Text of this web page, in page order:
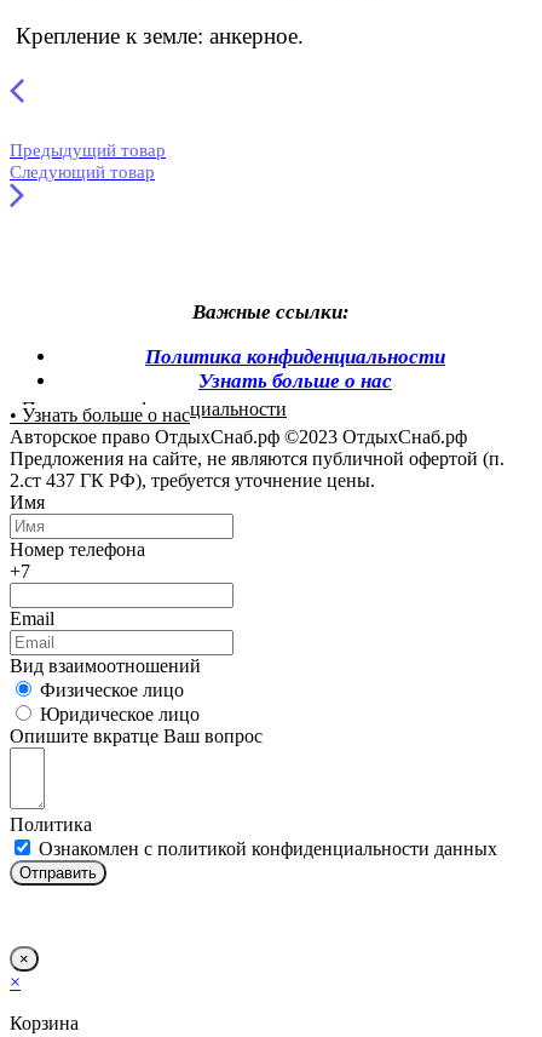
Крепление к земле: анкерное.
Предыдущий товар
Следующий товар
Важные ссылки:
Политика конфиденциальности
Узнать больше о нас
• Политика конфиденциальности
• Узнать больше о нас
Авторское право ОтдыхСнаб.рф ©2023 ОтдыхСнаб.рф
Предложения на сайте, не являются публичной офертой (п.
2.ст 437 ГК РФ), требуется уточнение цены.
Имя
Номер телефона
+7
Email
Вид взаимоотношений
Физическое лицо
Юридическое лицо
Опишите вкратце Ваш вопрос
Политика
Ознакомлен с политикой конфиденциальности данных
Отправить
×
×
Корзина